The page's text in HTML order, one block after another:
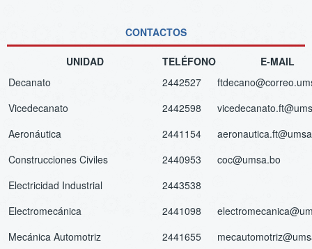
CONTACTOS
UNIDAD TELÉFONO
E-MAIL
Decanato
2442527
Vicedecanato
2442598
Aeronáutica
2441154
Construcciones Civiles
2440953
coc@umsa.bo
Electricidad Industrial
2443538
Electromecánica
2441098
Mecánica Automotriz
2441655